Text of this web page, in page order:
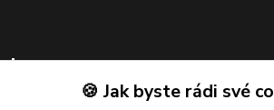
Kontakty
🍪 Jak byste rádi své